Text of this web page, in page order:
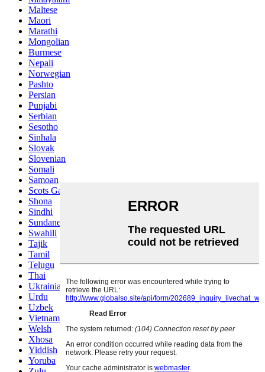
Maltese
Maori
Marathi
Mongolian
Burmese
Nepali
Norwegian
Pashto
Persian
Punjabi
Serbian
Sesotho
Sinhala
Slovak
Slovenian
Somali
Samoan
Scots Gaelic
Shona
Sindhi
Sundanese
Swahili
Tajik
Tamil
Telugu
Thai
Ukrainian
Urdu
Uzbek
Vietnamese
Welsh
Xhosa
Yiddish
Yoruba